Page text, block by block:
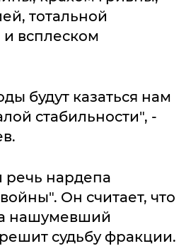
тотальной
всплеском
будут казаться нам
стабильности", -
речь нардепа
Он считает, что
нашумевший
судьбу фракции.